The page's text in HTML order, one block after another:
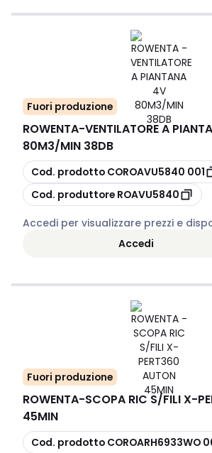
Fuori produzione
ROWENTA-VENTILATORE A
80M3/MIN 38DB
copia
Cod. prodotto
COROAVU5840 001
copia
Cod. produttore ROAVU5840
Accedi per visualizzare prezzi e
Accedi
Fuori produzione
ROWENTA-SCOPA RIC S/FILI X-
45MIN
copia
Cod. prodotto